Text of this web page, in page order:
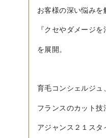
お客様の深い悩みを
『クセやダメージ
を展開。
育毛コンシェルジュ
フランスのカット技
アジャンス２１スタ